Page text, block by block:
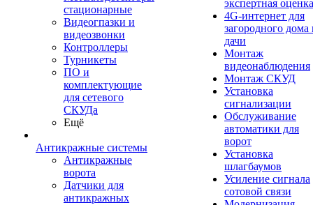
стационарные
Видеогпазки и
видеозвонки
Контроллеры
Турникеты
ПО и
комплектующие
для сетевого
СКУДа
Ещё
Антикражные системы
Антикражные
ворота
Датчики для
антикражных
экспертная оценка
4G-интернет для
загородного дома
дачи
Монтаж
видеонаблюдения
Монтаж СКУД
Установка
сигнализации
Обслуживание
автоматики для
ворот
Установка
шлагбаумов
Усиление сигнала
сотовой связи